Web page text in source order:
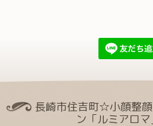
長崎市住吉町☆小顔整
ン「ルミアロマ